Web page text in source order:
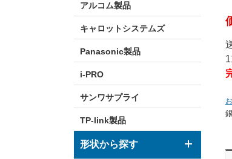
アルコム製品
キャロットシステムズ
Panasonic製品
i-PRO
サンワサプライ
TP-link製品
形状から探す